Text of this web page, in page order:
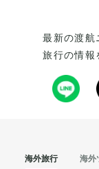
最新の渡航
旅行の情
海外旅行 海外